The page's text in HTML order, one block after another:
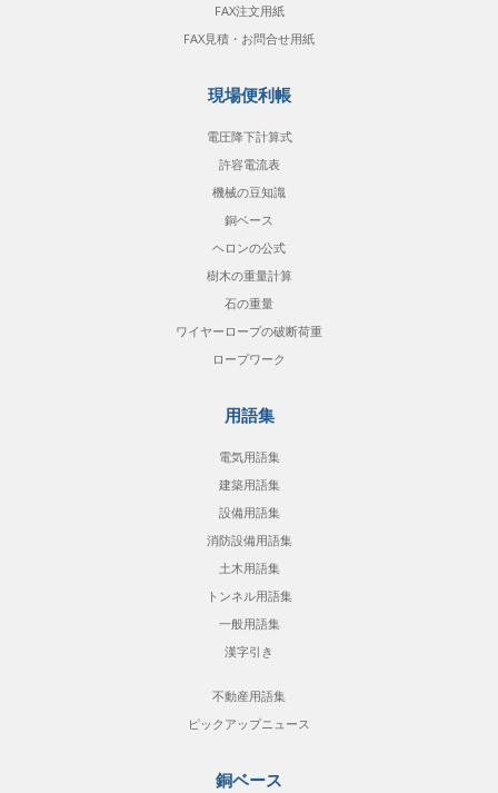
FAX注文用紙
FAX見積・お問合せ用紙
現場便利帳
電圧降下計算式
許容電流表
機械の豆知識
銅ベース
ヘロンの公式
樹木の重量計算
石の重量
ワイヤーロープの破断荷重
ロープワーク
用語集
電気用語集
建築用語集
設備用語集
消防設備用語集
土木用語集
トンネル用語集
一般用語集
漢字引き
不動産用語集
ピックアップニュース
銅ベース